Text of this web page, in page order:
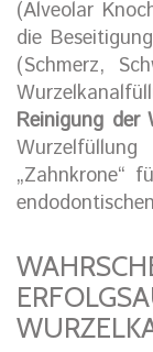
(Alveolar
die
(Schmerz,
Reinigung der
„Zahnkrone“